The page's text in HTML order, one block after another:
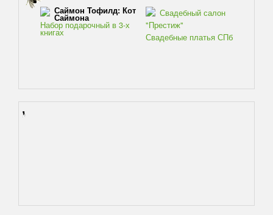
Саймон Тофилд: Кот
Саймона
Набор подарочный в 3-х
книгах
Свадебный салон
"Престиж"
Свадебные платья СПб